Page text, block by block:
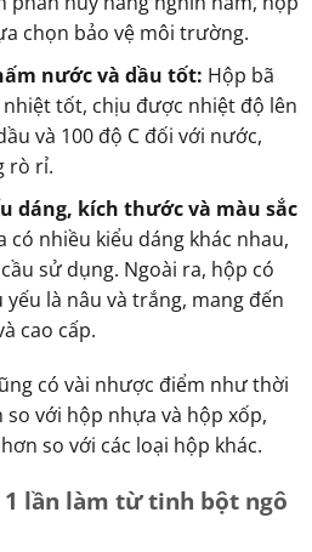
chọn bảo vệ môi trường.
nước và dầu tốt: Hộp bã
tốt, chịu được nhiệt độ lên
và 100 độ C đối với nước,
rò rỉ.
dáng, kích thước và màu sắc
có nhiều kiểu dáng khác nhau,
sử dụng. Ngoài ra, hộp có
là nâu và trắng, mang đến
cao cấp.
có vài nhược điểm như thời
với hộp nhựa và hộp xốp,
so với các loại hộp khác.
lần làm từ tinh bột ngô